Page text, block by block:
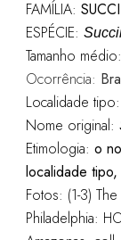
FAMÍLIA:
ESPÉCIE:
Tamanho médio:
Ocorrência:
Localidade tipo:
Nome original:
Etimologia: o
localidade
Fotos: (1-3)
Philadelphia: